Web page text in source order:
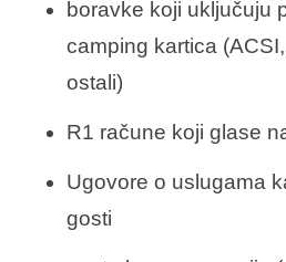
boravke koji uključuju
camping kartica
ostali)
R1 račune koji glase
Ugovore o uslugama
gosti